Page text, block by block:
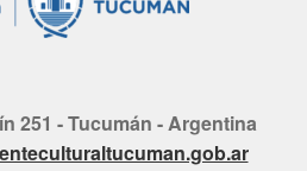
251 - Tucumán - Argentina